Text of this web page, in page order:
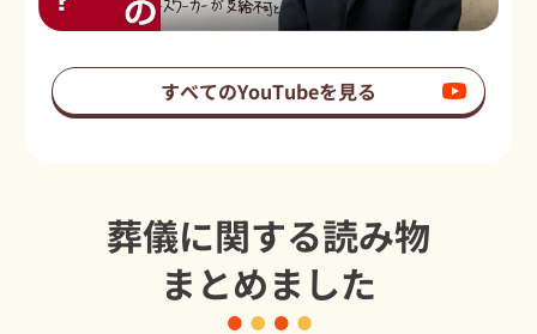
すべてのYouTubeを見る
葬儀に関する読み物
まとめました